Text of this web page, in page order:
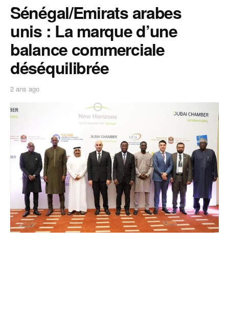
Sénégal/Emirats arabes
unis : La marque d’une
balance commerciale
déséquilibrée
2 ans ago